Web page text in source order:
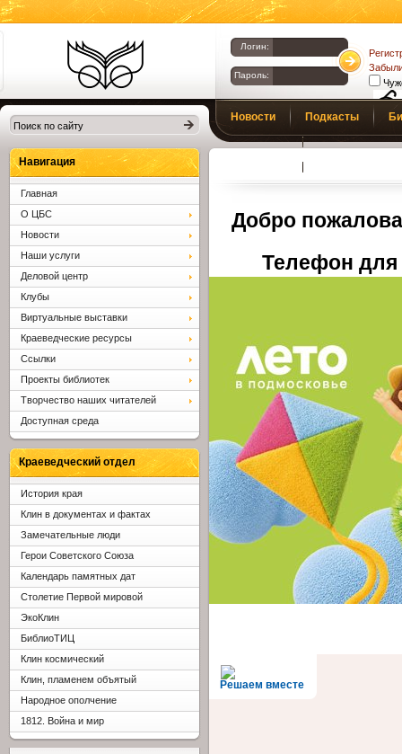
Библиотеки
Клина. Клинская
ЦБС.
Логин:
Пароль:
Новости Подкасты
Добро
Телефон для
Решаем вместе
Навигация
Главная
О ЦБС
Новости
Наши услуги
Деловой центр
Клубы
Виртуальные выставки
Краеведческие ресурсы
Ссылки
Проекты библиотек
Творчество наших читателей
Доступная среда
Краеведческий отдел
История края
Клин в документах и фактах
Замечательные люди
Герои Советского Союза
Календарь памятных дат
Столетие Первой мировой
ЭкоКлин
БиблиоТИЦ
Клин космический
Клин, пламенем объятый
Народное ополчение
1812. Война и мир